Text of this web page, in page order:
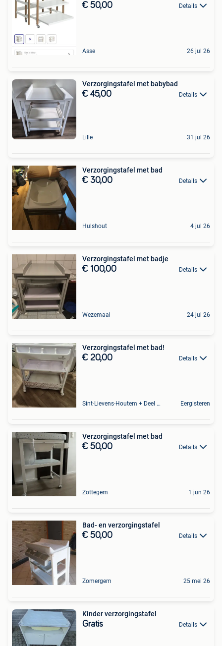
€ 50,00 Details
Asse 26 jul 26
Verzorgingstafel met babybad
€ 45,00 Details
Lille 31 jul 26
Verzorgingstafel met bad
€ 30,00 Details
Hulshout 4 jul 26
Verzorgingstafel met badje
€ 100,00 Details
Wezemaal 24 jul 26
Verzorgingstafel met bad!
€ 20,00 Details
Sint-Lievens-Houtem + Deel Oombergen Eergisteren
Verzorgingstafel met bad
€ 50,00 Details
Zottegem 1 jun 26
Bad- en verzorgingstafel
€ 50,00 Details
Zomergem 25 mei 26
Kinder verzorgingstafel
Gratis Details